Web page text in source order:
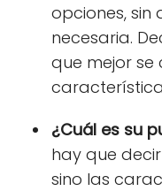
opciones,
necesaria.
que mejor se
¿Cuál es su
hay que
sino las